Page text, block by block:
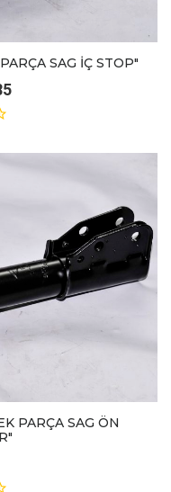
SAG İÇ STOP"
PARÇA SAG ÖN